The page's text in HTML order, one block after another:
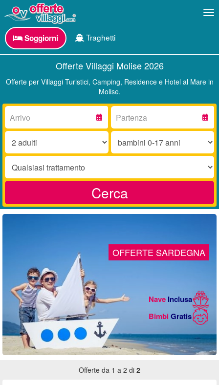
Soggiorni Traghetti
Offerte Villaggi Molise 2026
Offerte per Villaggi Turistici, Camping, Residence e Hotel al Mare in
Molise.
Arrivo:
Partenza:
Adulti:
Bambini
17
Trattamento:
Cerca
OFFERTE SARDEGNA
NaveInclusa
Bimbi Gratis
Offerte da 1 a 2 di 2